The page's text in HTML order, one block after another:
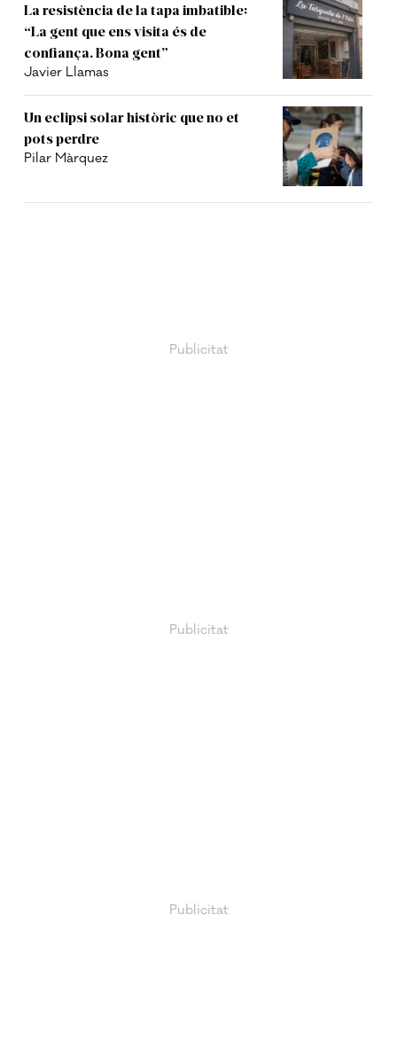
La resistència de la tapa imbatible:
“La gent que ens visita és de
confiança. Bona gent”
Javier Llamas
Un eclipsi solar històric que no et
pots perdre
Pilar Màrquez